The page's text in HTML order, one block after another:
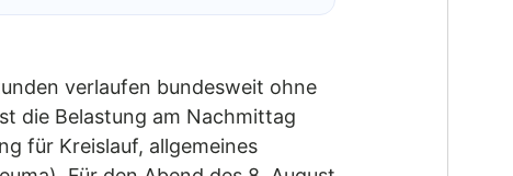
verlaufen bundesweit ohne
die Belastung am Nachmittag
für Kreislauf, allgemeines